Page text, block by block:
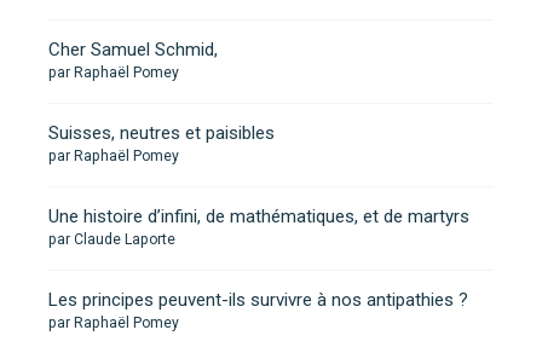
Cher Samuel Schmid,
par Raphaël Pomey
Suisses, neutres et paisibles
par Raphaël Pomey
Une histoire d’infini, de mathématiques, et de martyrs
par Claude Laporte
Les principes peuvent-ils survivre à nos antipathies ?
par Raphaël Pomey